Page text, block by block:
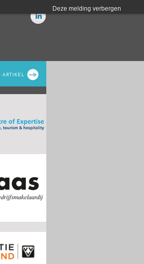
Deze melding verbergen
ARTIKEL